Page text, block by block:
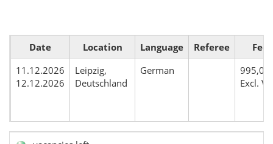
Date Location Language Referee
Fee
11.12.2026
12.12.2026
Leipzig,
Deutschland
German
995,00
Excl.